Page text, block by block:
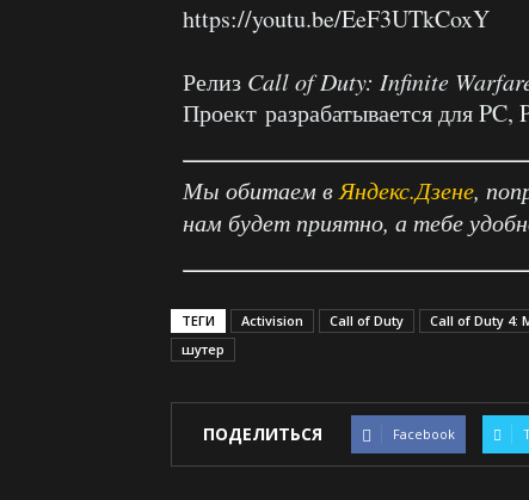
https://youtu.be/EeF3UTkCoxY
Релиз Call of Duty: Infinite
Проект разрабатывается для
Мы обитаем в Яндекс.Дзене,
нам будет приятно, а тебе
ТЕГИ Activision Call of Duty Call of Duty 4:
шутер
ПОДЕЛИТЬСЯ Facebook